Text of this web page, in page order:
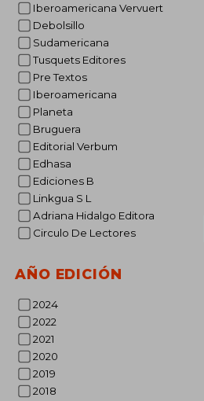
Iberoamericana Vervuert
Debolsillo
Sudamericana
Tusquets Editores
Pre Textos
Iberoamericana
Planeta
Bruguera
Editorial Verbum
Edhasa
Ediciones B
Linkgua S L
Adriana Hidalgo Editora
Circulo De Lectores
AÑO EDICIÓN
2024
2022
2021
2020
2019
2018